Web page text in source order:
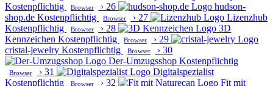
Kostenpflichtig
Browser › 26
hudson-
shop.de Kostenpflichtig Browser › 27
Lizenzhub
Kostenpflichtig
Browser › 28
3D
Kennzeichen Kostenpflichtig Browser › 29
cristal-jewelry Kostenpflichtig Browser › 30
Der-Umzugsshop Kostenpflichtig
Browser › 31
Digitalspezialist
Kostenpflichtig
Browser › 32
Fit mit